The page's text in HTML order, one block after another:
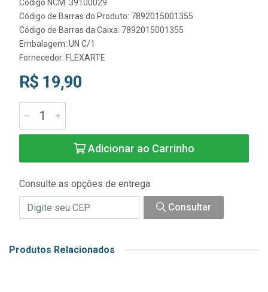
Código NCM: 39100029
Código de Barras do Produto: 7892015001355
Código de Barras da Caixa: 7892015001355
Embalagem: UN C/1
Fornecedor: FLEXARTE
R$ 19,90
Adicionar ao Carrinho
Consulte as opções de entrega
Consultar
Produtos Relacionados